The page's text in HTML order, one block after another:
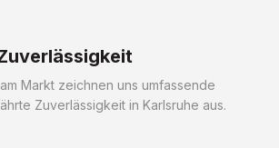
Markt zeichnen uns umfassende
Zuverlässigkeit in Karlsruhe aus.